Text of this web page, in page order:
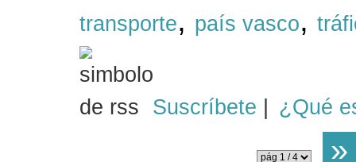
transporte, país vasco,
Suscríbete ¿Qué
»